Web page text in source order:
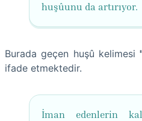
huşûunu da artırıyor.
Burada geçen huşû kelimesi
ifade etmektedir.
İman edenlerin